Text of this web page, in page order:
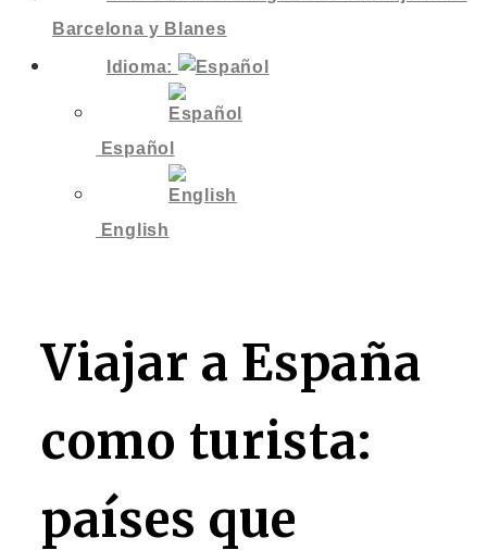
Barcelona y Blanes
Idioma:
Español
English
Viajar a España
como turista:
países que